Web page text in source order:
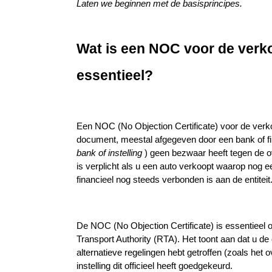
Laten we beginnen met de basisprincipes.
Wat is een NOC voor de
essentieel?
Een NOC (No Objection Certificate) voor de
bank of instelling ) geen bezwaar heeft tegen de
is verplicht als u een auto verkoopt waarop nog
financieel nog steeds verbonden is aan de entiteit.
De NOC (No Objection Certificate) is essentieel
Transport Authority (RTA). Het toont aan dat u
alternatieve regelingen hebt getroffen (zoals het
instelling dit officieel heeft goedgekeurd.